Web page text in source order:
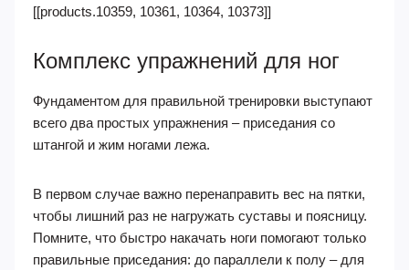
[[products.10359, 10361, 10364, 10373]]
Комплекс упражнений для ног
Фундаментом для правильной тренировки выступают
всего два простых упражнения – приседания со
штангой и жим ногами лежа.
В первом случае важно перенаправить вес на пятки,
чтобы лишний раз не нагружать суставы и поясницу.
Помните, что быстро накачать ноги помогают только
правильные приседания: до параллели к полу – для